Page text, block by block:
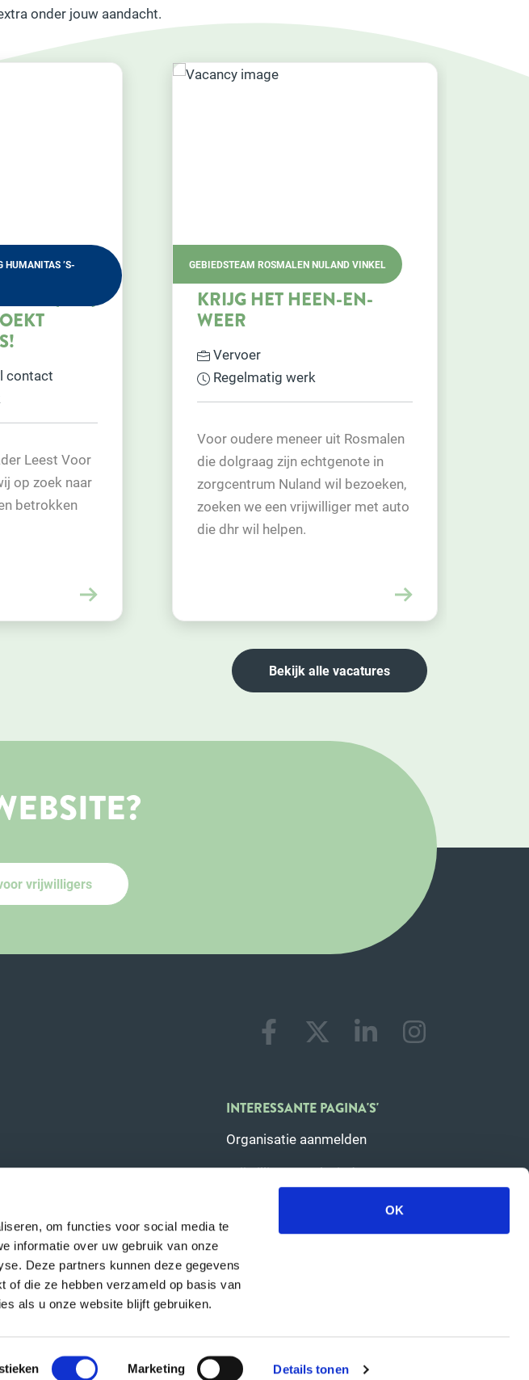
om functies voor social media te
informatie over uw gebruik van onze
Deze partners kunnen deze gegevens
of die ze hebben verzameld op basis van
als u onze website blijft gebruiken.
Marketing Details tonen
OK
onder jouw aandacht.
NULAND VINKEL
HEEN-EN-
werk
echtgenote in
wil bezoeken,
vrijwilliger met auto
FARENT - SOCIALE BENADERING
GASTMENS HUISKAMER
'ONS STEKSKE'
Gastmens
Regelmatig werk
"Ik krijg zoveel terug: een glimlach
en een mooi gesprek. Iemand die je
bedankt voor de fijne dag. Daar doe
ik het voor." – Vrijwilligster Ons
Stekske. Wil jij dit ook? Kom eens…
Bekijk alle vacatures
vrijwilligers
INTERESSANTE PAGINA'S'
Organisatie aanmelden
Vrijwilligerswerk vinden
Veelgestelde vragen